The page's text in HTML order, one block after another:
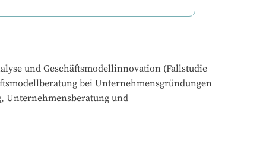
und Geschäftsmodellinnovation (Fallstudie
bei Unternehmensgründungen
Unternehmensberatung und